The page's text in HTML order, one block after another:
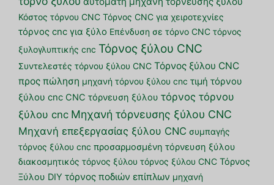
Κόστος τόρνου CNC Τόρνος CNC για χειροτεχνίες
τόρνος cnc για ξύλο Επένδυση σε τόρνο CNC τόρνος
ξυλογλυπτικής cnc Τόρνος ξύλου CNC
Συντελεστές τόρνου ξύλου CNC Τόρνος ξύλου CNC
προς πώληση μηχανή τόρνου ξύλου cnc τιμή τόρνου
ξύλου cnc CNC τόρνευση ξύλου τόρνος τόρνου
ξύλου cnc Μηχανή τόρνευσης ξύλου CNC
Μηχανή επεξεργασίας ξύλου CNC συμπαγής
τόρνος ξύλου cnc προσαρμοσμένη τόρνευση ξύλου
διακοσμητικός τόρνος ξύλου τόρνος ξύλου CNC Τόρνος
Ξύλου DIY τόρνος ποδιών επίπλων μηχανή